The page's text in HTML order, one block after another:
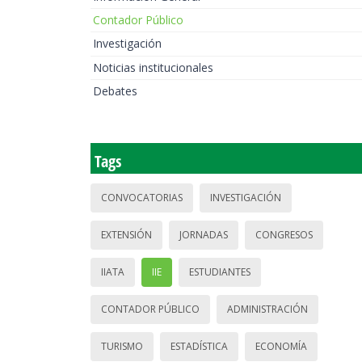
Contador Público
Investigación
Noticias institucionales
Debates
Tags
CONVOCATORIAS INVESTIGACIÓN
EXTENSIÓN JORNADAS CONGRESOS
IIATA IIE ESTUDIANTES
CONTADOR PÚBLICO ADMINISTRACIÓN
TURISMO ESTADÍSTICA ECONOMÍA